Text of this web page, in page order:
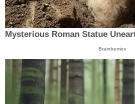
Mysterious Roman Statue
Brainberries